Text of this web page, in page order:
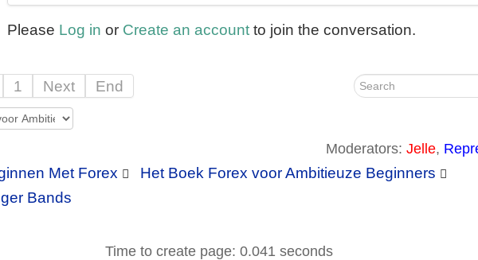
Please Log in or Create an account to join the conversation.
1 Next End
Moderators:Jelle,
Met Forex
Het Boek Forex voor Ambitieuze Beginners
Bands
Time to create page: 0.041 seconds